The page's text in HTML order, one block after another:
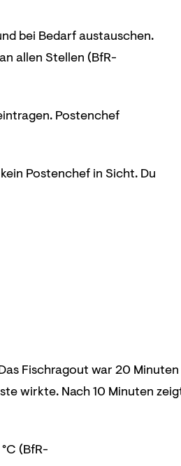
bei Bedarf austauschen.
allen Stellen (BfR-
Postenchef
Postenchef in Sicht. Du
Fischragout war 20 Minuten
wirkte. Nach 10 Minuten
(BfR-